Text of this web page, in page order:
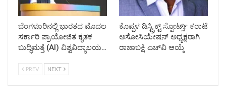
ಬೆಂಗಳೂರಿನಲ್ಲಿ ಭಾರತದ ಮೊದಲ
ಸರ್ಕಾರಿ ಪ್ರಾಯೋಜಿತ ಕೃತಕ
ಬುದ್ಧಿಮತ್ತೆ (AI) ವಿಶ್ವವಿದ್ಯಾಲಯ…
ಕೊಪ್ಪಳ ಡಿಸ್ಟ್ರಿಕ್ಟ್ ಸ್ಪೋರ್ಟ್ಸ್ ಕರಾಟೆ
ಅಸೋಸಿಯೇಷನ್ ಅಧ್ಯಕ್ಷರಾಗಿ
ರಾಜಾಬಕ್ಷಿ ಎಚ್‌ವಿ ಆಯ್ಕೆ
PREV NEXT